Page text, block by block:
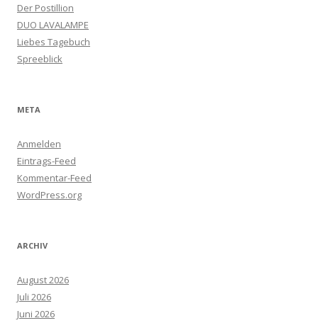
Der Postillion
DUO LAVALAMPE
Liebes Tagebuch
Spreeblick
META
Anmelden
Eintrags-Feed
Kommentar-Feed
WordPress.org
ARCHIV
August 2026
Juli 2026
Juni 2026